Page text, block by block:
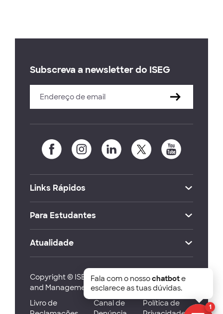
Subscreva a newsletter do ISEG
Links Rápidos
Para Estudantes
Atualidade
Copyright © ISEG Lisbon School of Economics
and Management 2026
Livro de
Canal de
Política de
1
Fala com o nossochatbote
esclarece as tuas dúvidas.